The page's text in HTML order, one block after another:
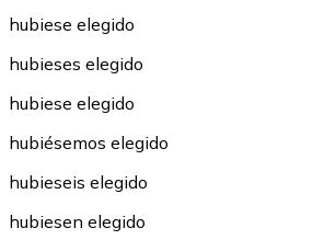
hubiese elegido
hubieses elegido
hubiese elegido
hubiésemos elegido
hubieseis elegido
hubiesen elegido